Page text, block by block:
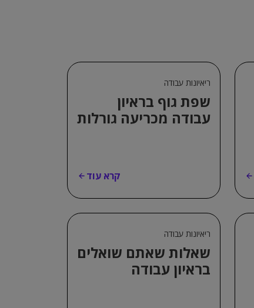
ריאיונות עבודה
שפת גוף בראיון
עבודה מכריעה גורלות
קרא עוד
ריאיונות עבודה
שאלות שאתם שואלים
בראיון עבודה